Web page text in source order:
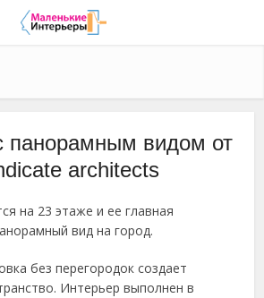
панорамным видом от
architects
на 23 этаже и ее главная
вид на город.
без перегородок создает
Интерьер выполнен в